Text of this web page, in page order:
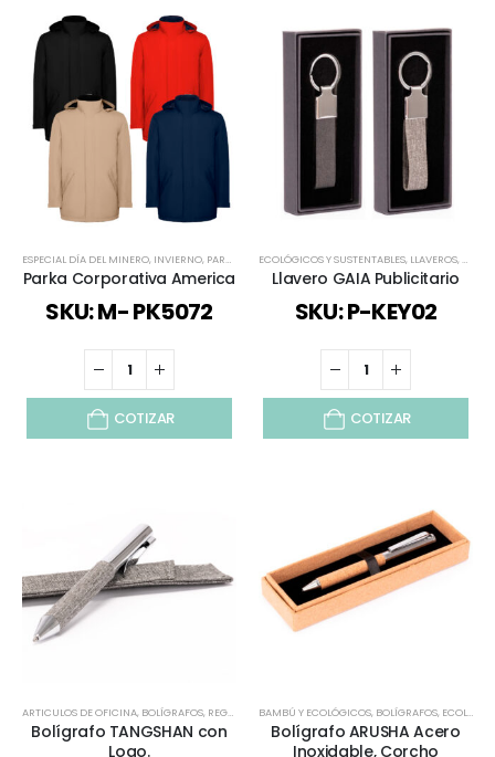
ESPECIAL DÍA DEL MINERO, INVIERNO, PARKAS Y CHAQUETAS ,REGALOS DÍA DEL PADRE,REGALOS
Parka Corporativa America
SKU: M- PK5072
COTIZAR
ECOLÓGICOS Y SUSTENTABLES, LLAVEROS,
Llavero GAIA Publicitario
SKU: P-KEY02
COTIZAR
ARTICULOS DE OFICINA, BOLÍGRAFOS, REGALOS DÍA DEL PADRE ,TODOS
Bolígrafo TANGSHAN con
Logo.
BAMBÚ Y ECOLÓGICOS, BOLÍGRAFOS, ECOLÓGICOS Y SUSTENTABLES
Bolígrafo ARUSHA Acero
Inoxidable, Corcho